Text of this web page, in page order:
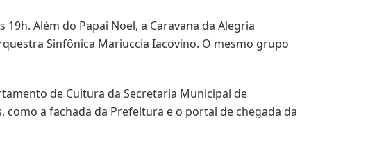
Além do Papai Noel, a Caravana da Alegria
Sinfônica Mariuccia Iacovino. O mesmo grupo
de Cultura da Secretaria Municipal de
como a fachada da Prefeitura e o portal de chegada da